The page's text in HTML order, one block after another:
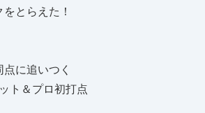
とらえた！
に追いつく
ト＆プロ初打点